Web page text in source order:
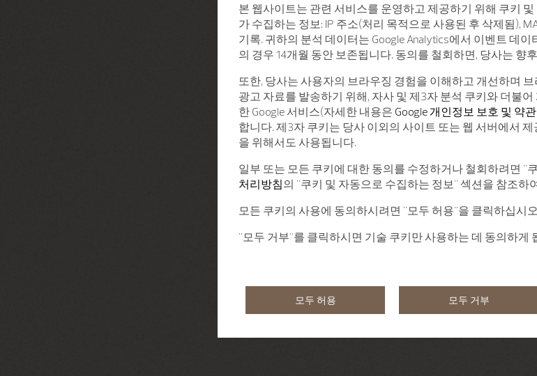
본 웹사이트는 관련 서비스를 운영하고 제공하기 위해 쿠키
가 수집하는 정보: IP 주소(처리 목적으로 사용된 후 삭제됨),
기록. 귀하의 분석 데이터는 Google Analytics에서 이벤트 데
의 경우 14개월 동안 보존됩니다. 동의를 철회하면, 당사는 향
또한, 당사는 사용자의 브라우징 경험을 이해하고 개선하며
광고 자료를 발송하기 위해, 자사 및 제3자 분석 쿠키와 더불
한 Google 서비스(자세한 내용은 Google 개인정보 보호 및 약
합니다. 제3자 쿠키는 당사 이외의 사이트 또는 웹 서버에서
을 위해서도 사용됩니다.
일부 또는 모든 쿠키에 대한 동의를 수정하거나 철회하려면 "
처리방침의 "쿠키 및 자동으로 수집하는 정보" 섹션을 참조하
모든 쿠키의 사용에 동의하시려면 "모두 허용"을 클릭하십시
"모두 거부"를 클릭하시면 기술 쿠키만 사용하는 데 동의하게
모두 허용 모두 거부